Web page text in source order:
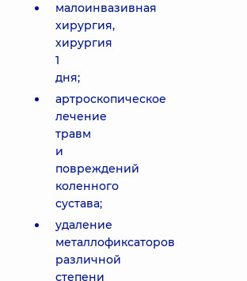
малоинвазивная
хирургия,
хирургия
1
дня;
артроскопическое
лечение
травм
и
повреждений
коленного
сустава;
удаление
металлофиксаторов
различной
степени